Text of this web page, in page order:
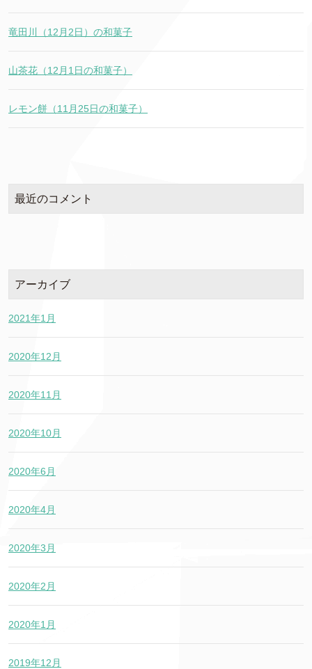
竜田川（12月2日）の和菓子
山茶花（12月1日の和菓子）
レモン餅（11月25日の和菓子）
最近のコメント
アーカイブ
2021年1月
2020年12月
2020年11月
2020年10月
2020年6月
2020年4月
2020年3月
2020年2月
2020年1月
2019年12月